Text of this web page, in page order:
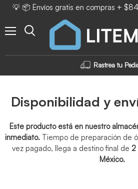
💡 📦 Envíos gratis en compras +
Rastrea tu
Disponibilidad y
Este producto está en nuestro
inmediato. Tiempo de preparación de
vez pagado, llega a destino final de 2
México.